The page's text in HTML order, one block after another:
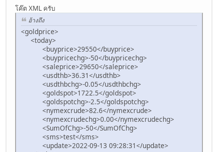
font-weight: 700;
}
a {
transition: 0.3s;
outline: 0;
text-decoration: none;
color: #BD220D;
}
a:hover,
a:active,
a:focus {
color: #EF7767;
outline: 0;
text-decoration: none;
}
h1, h2, h3, h4, h5, h6 {
margin-top: 10px;
โค๊ต XML ครับ
อ้างถึง
<goldprice>
<today>
<buyprice>29550</buyprice>
<buypricechg>-50</buypricechg>
<saleprice>29650</saleprice>
<usdthb>36.31</usdthb>
<usdthbchg>-0.05</usdthbchg>
<goldspot>1722.5</goldspot>
<goldspotchg>-2.5</goldspotchg>
<nymexcrude>82.6</nymexcrude>
<nymexcrudechg>0.00</nymexcrudechg>
<SumOfChg>-50</SumOfChg>
<sms>test</sms>
<update>2022-09-13 09:28:31</update>